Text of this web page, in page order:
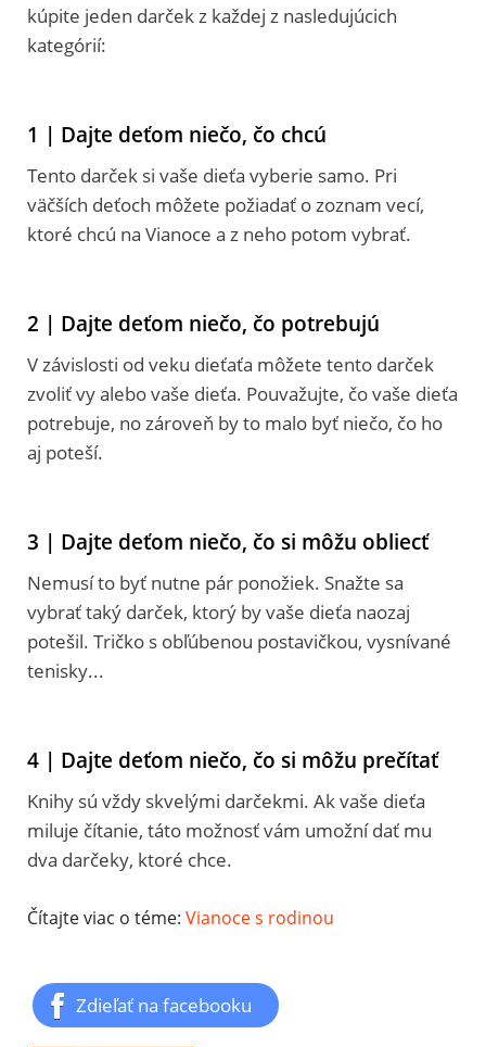
kúpite jeden darček z každej z nasledujúcich
kategórií:
1 | Dajte deťom niečo, čo chcú
Tento darček si vaše dieťa vyberie samo. Pri
väčších deťoch môžete požiadať o zoznam vecí,
ktoré chcú na Vianoce a z neho potom vybrať.
2 | Dajte deťom niečo, čo potrebujú
V závislosti od veku dieťaťa môžete tento darček
zvoliť vy alebo vaše dieťa. Pouvažujte, čo vaše dieťa
potrebuje, no zároveň by to malo byť niečo, čo ho
aj poteší.
3 | Dajte deťom niečo, čo si môžu obliecť
Nemusí to byť nutne pár ponožiek. Snažte sa
vybrať taký darček, ktorý by vaše dieťa naozaj
potešil. Tričko s obľúbenou postavičkou, vysnívané
tenisky...
4 | Dajte deťom niečo, čo si môžu prečítať
Knihy sú vždy skvelými darčekmi. Ak vaše dieťa
miluje čítanie, táto možnosť vám umožní dať mu
dva darčeky, ktoré chce.
Čítajte viac o téme: Vianoce s rodinou
Zdieľať na facebooku